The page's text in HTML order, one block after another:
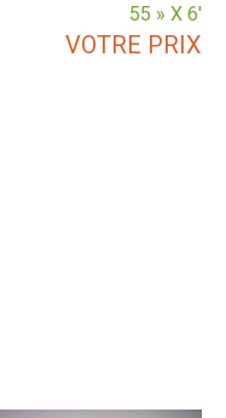
55 » X 6′
VOTRE PRIX